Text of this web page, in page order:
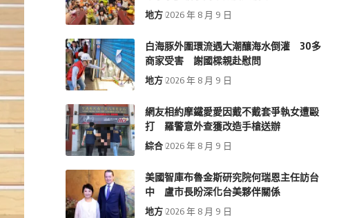
地方 2026 年 8 月 9 日
白海豚外圍環流遇大潮釀海水倒灌 30多
商家受害 謝國樑親赴慰問
地方 2026 年 8 月 9 日
網友相約摩鐵愛愛因戴不戴套爭執女遭毆
打 羅警意外查獲改造手槍送辦
綜合 2026 年 8 月 9 日
美國智庫布魯金斯研究院何瑞恩主任訪台
中 盧市長盼深化台美夥伴關係
地方 2026 年 8 月 9 日